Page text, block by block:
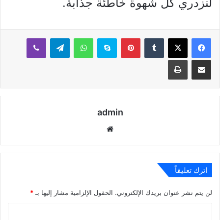
بينتيريستسكايب واتساب تيلقرام ڤايبر
مشاركة عبر البريد طباعة
admin
اترك تعليقاً
لن يتم نشر عنوان بريدك الإلكتروني. الحقول الإلزامية مشار إليها بـ *